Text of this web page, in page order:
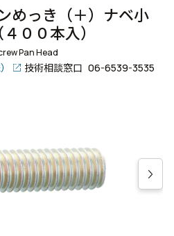
めっき（＋）ナベ小
００本入）
Pan Head
技術相談窓口 06-6539-3535